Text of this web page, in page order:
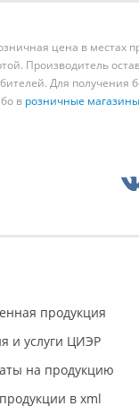
цена в местах
Производитель
Для
в розничные магазины
продукция
и услуги ЦИЭР
на продукцию
в xml